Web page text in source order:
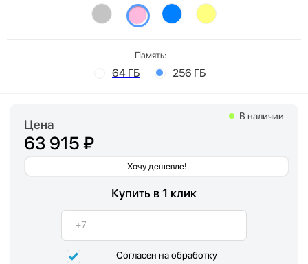
Память:
64 ГБ 256 ГБ
Цена
63 915 ₽
Хочу дешевле!
В наличии
Купить в 1 клик
Согласен на обработку